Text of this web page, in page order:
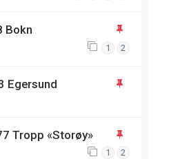
Bokn
1 2
Egersund
Tropp «Storøy»
1 2